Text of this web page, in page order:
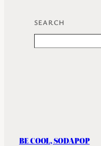
SEARCH
BE COOL, SODAPOP